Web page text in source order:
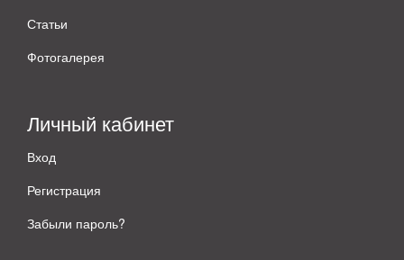
Статьи
Фотогалерея
Личный кабинет
Вход
Регистрация
Забыли пароль?